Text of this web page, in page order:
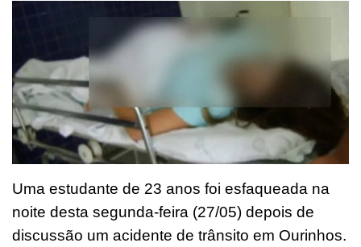
Uma estudante de 23 anos foi esfaqueada na
noite desta segunda-feira (27/05) depois de
discussão um acidente de trânsito em Ourinhos.